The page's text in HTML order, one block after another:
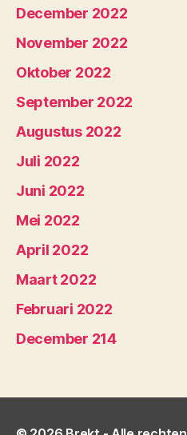
December 2022
November 2022
Oktober 2022
September 2022
Augustus 2022
Juli 2022
Juni 2022
Mei 2022
April 2022
Maart 2022
Februari 2022
December 214